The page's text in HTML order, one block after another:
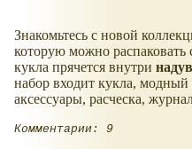
Знакомьтесь с новой
которую можно
кукла прячется внутри
набор входит кукла, модный
аксессуары, расческа,
Комментарии: 9